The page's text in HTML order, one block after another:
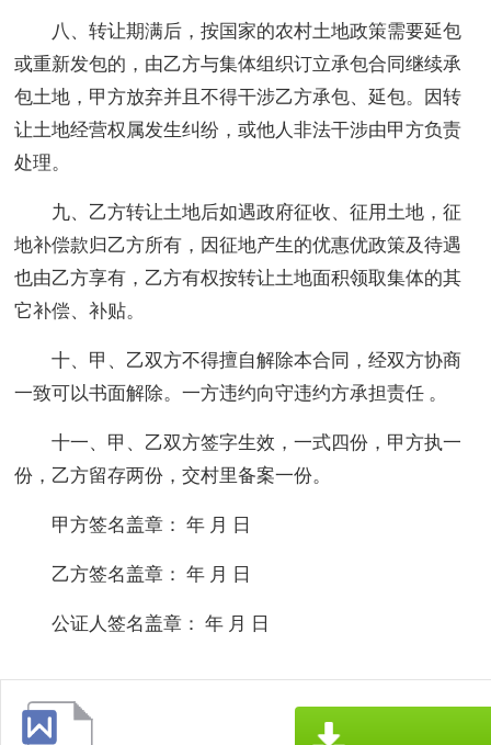
八、转让期满后，按国家的农村土地政策需要延包
或重新发包的，由乙方与集体组织订立承包合同继续承
包土地，甲方放弃并且不得干涉乙方承包、延包。因转
让土地经营权属发生纠纷，或他人非法干涉由甲方负责
处理。
九、乙方转让土地后如遇政府征收、征用土地，征
地补偿款归乙方所有，因征地产生的优惠优政策及待遇
也由乙方享有，乙方有权按转让土地面积领取集体的其
它补偿、补贴。
十、甲、乙双方不得擅自解除本合同，经双方协商
一致可以书面解除。一方违约向守违约方承担责任 。
十一、甲、乙双方签字生效，一式四份，甲方执一
份，乙方留存两份，交村里备案一份。
甲方签名盖章： 年 月 日
乙方签名盖章： 年 月 日
公证人签名盖章： 年 月 日